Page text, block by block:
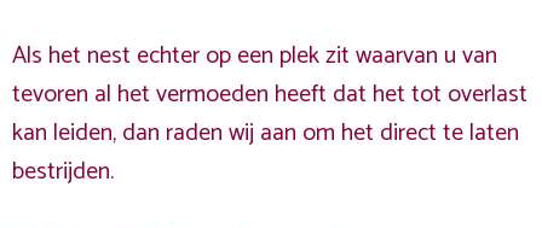
Als het nest echter op een plek zit waarvan u van
tevoren al het vermoeden heeft dat het tot overlast
kan leiden, dan raden wij aan om het direct te laten
bestrijden.